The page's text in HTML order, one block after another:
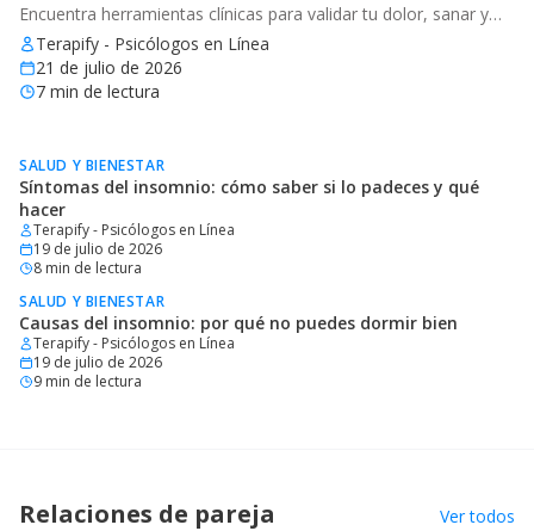
Encuentra herramientas clínicas para validar tu dolor, sanar y
recuperar tu bienestar emocional.
Terapify - Psicólogos en Línea
21 de julio de 2026
7 min de lectura
SALUD Y BIENESTAR
Síntomas del insomnio: cómo saber si lo padeces y qué
hacer
Terapify - Psicólogos en Línea
19 de julio de 2026
8 min de lectura
SALUD Y BIENESTAR
Causas del insomnio: por qué no puedes dormir bien
Terapify - Psicólogos en Línea
19 de julio de 2026
9 min de lectura
Relaciones de pareja Ver todos